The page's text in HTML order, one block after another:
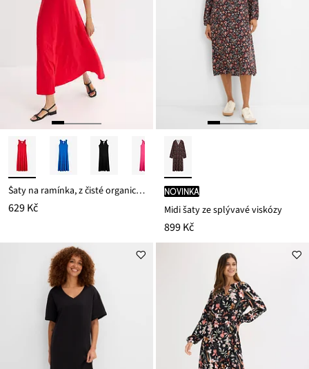
Šaty na ramínka, z čisté organické bavlny
629 Kč
novinka
Midi šaty ze splývavé viskózy
899 Kč